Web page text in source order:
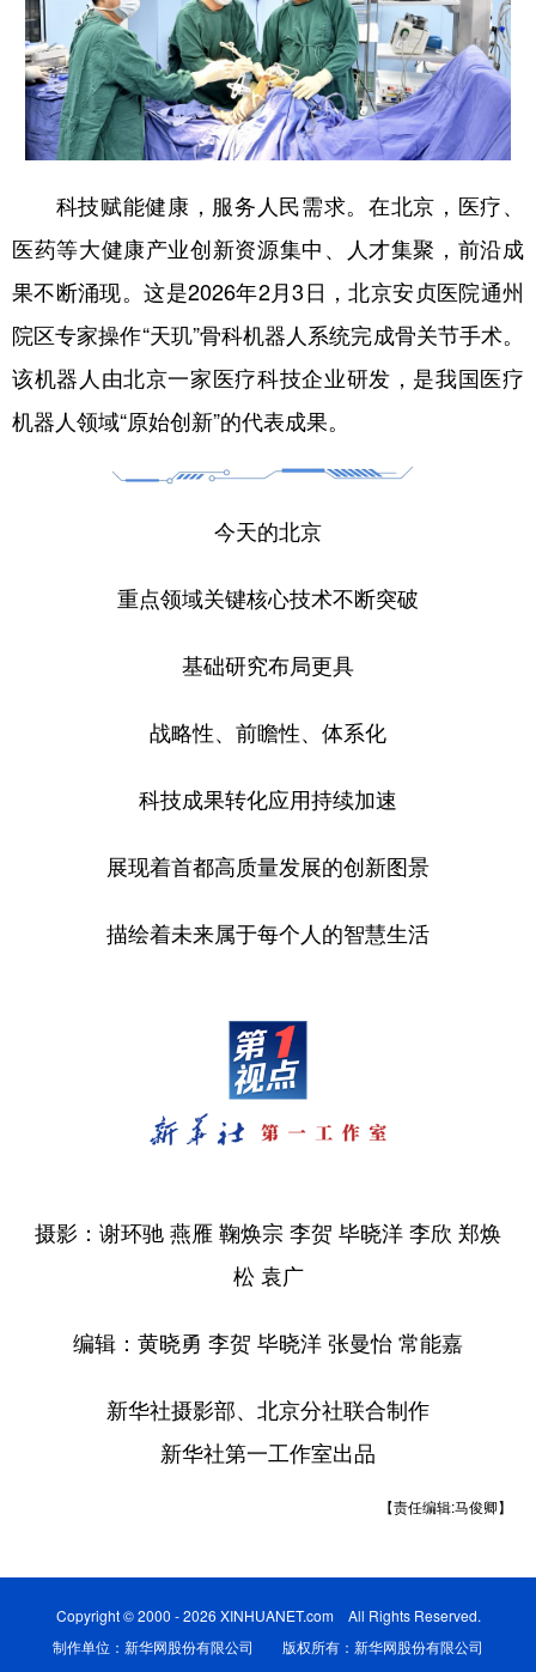
科技赋能健康，服务人民需求。在北京，
医疗、
医药等大健康产业创新资源集中、人才集聚
，前沿成
果不断涌现。这是2026年2月3日，北京安贞医院通州
院区专家操作“天玑”骨科机器人系统完成骨关节手术。
该机器人由北京一家医疗科技企业研发，是我国医疗
机器人领域“原始创新”的代表成果。
今天的北京
重点领域关键核心技术不断突破
基础研究布局更具
战略性、前瞻性、体系化
科技成果转化应用持续加速
展现着首都高质量发展的创新图景
描绘着未来属于每个人的智慧生活
摄影：谢环驰 燕雁 鞠焕宗 李贺 毕晓洋 李欣 郑焕
松 袁广
编辑：黄晓勇 李贺 毕晓洋 张曼怡 常能嘉
新华社摄影部、北京分社联合制作
新华社第一工作室出品
【责任编辑:马俊卿】
Copyright © 2000 - 2026 XINHUANET.com All Rights Reserved.
制作单位：新华网股份有限公司 版权所有：新华网股份有限公司